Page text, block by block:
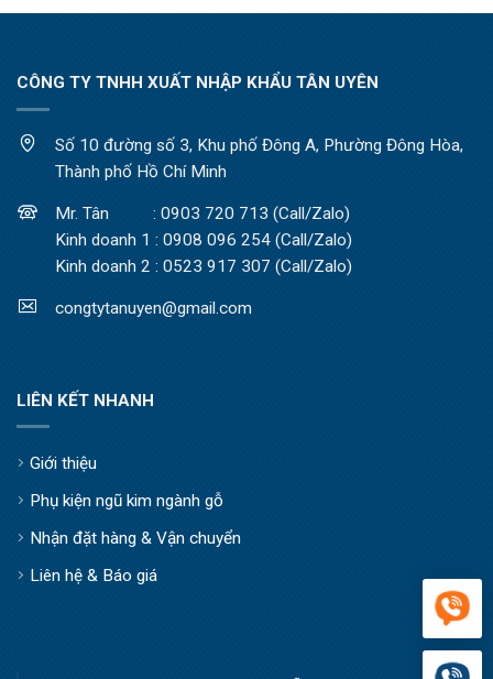
CÔNG TY TNHH XUẤT NHẬP KHẨU TÂN UYÊN
Số 10 đường số 3, Khu phố Đông A, Phường Đông Hòa,
Thành phố Hồ Chí Minh
Mr. Tân : 0903 720 713 (Call/Zalo)
Kinh doanh 1 : 0908 096 254 (Call/Zalo)
Kinh doanh 2 : 0523 917 307 (Call/Zalo)
congtytanuyen@gmail.com
LIÊN KẾT NHANH
Giới thiệu
Phụ kiện ngũ kim ngành gỗ
Nhận đặt hàng & Vận chuyển
Liên hệ & Báo giá